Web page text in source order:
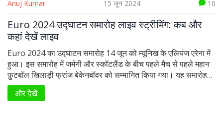
Anuj Kumar 15 जून 2024 10
Euro 2024 उद्घाटन समारोह लाइव स्ट्रीमिंग: कब और
कहां देखें लाइव
Euro 2024 का उद्घाटन समारोह 14 जून को म्यूनिख के एलियंज एरेना में
हुआ। इस समारोह में जर्मनी और स्कॉटलैंड के बीच पहले मैच से पहले महान
फ़ुटबॉल खिलाड़ी फ्रांज बेकेनबॉवर को सम्मानित किया गया। यह समारोह
Sony Sports Network और SonyLiv ऐप पर लाइव प्रसारित हुआ।
और देखें